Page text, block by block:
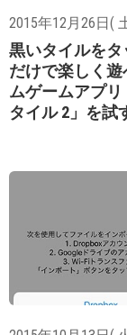
2015年12月26日(
黒いタイルをタ
だけで楽しく
ムゲームアプリ
タイル 2」を試